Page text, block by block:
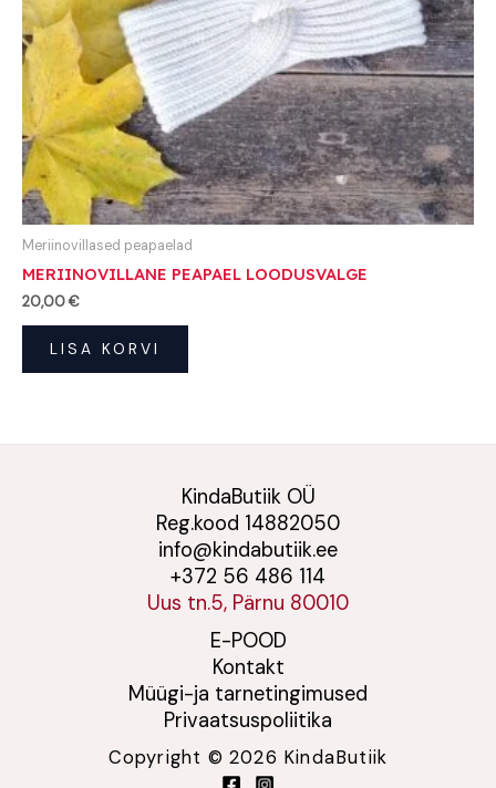
Meriinovillased peapaelad
MERIINOVILLANE PEAPAEL LOODUSVALGE
20,00€
LISA KORVI
KindaButiik OÜ
Reg.kood 14882050
info@kindabutiik.ee
+372 56 486 114
Uus tn.5, Pärnu 80010
E-POOD
Kontakt
Müügi-ja tarnetingimused
Privaatsuspoliitika
Copyright © 2026 KindaButiik